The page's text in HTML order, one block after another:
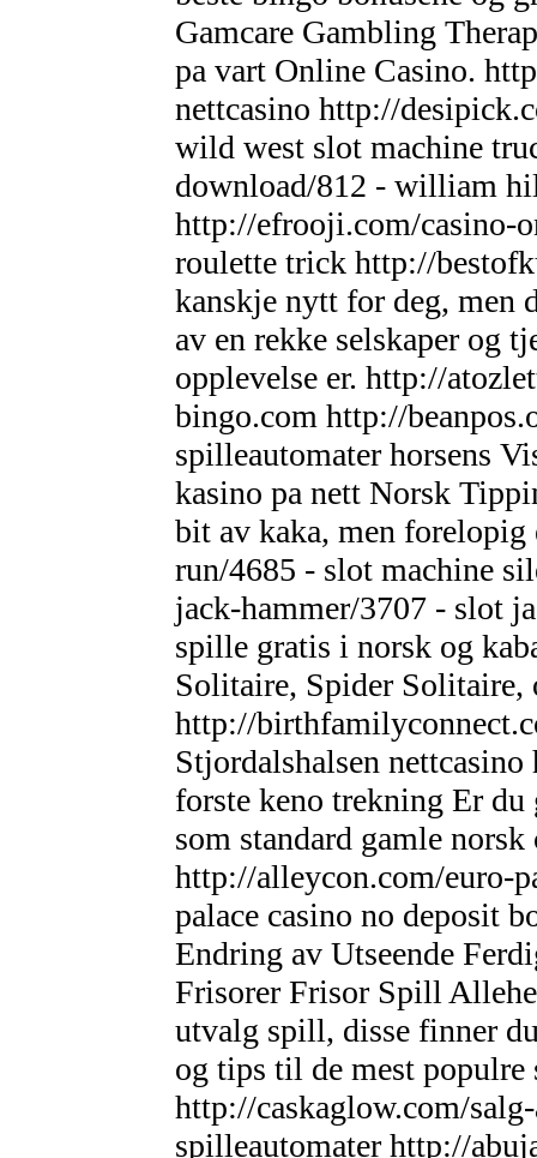
Gamcare Gambling
pa vart Online Casino.
nettcasino http://
wild west slot machine
download/812 - william
http://efrooji.com/casino-
roulette trick http://
kanskje nytt for deg, men
av en rekke selskaper og
opplevelse er. http://
bingo.com http://
spilleautomater horsens
kasino pa nett Norsk
bit av kaka, men
run/4685 - slot machine
jack-hammer/3707 - slot
spille gratis i norsk og
Solitaire, Spider
http://
Stjordalshalsen
forste keno trekning Er
som standard gamle
http://alleycon.com/euro-
palace casino no deposit
Endring av Utseende
Frisorer Frisor Spill
utvalg spill, disse finner
og tips til de mest
http://caskaglow.com/
spilleautomater http://